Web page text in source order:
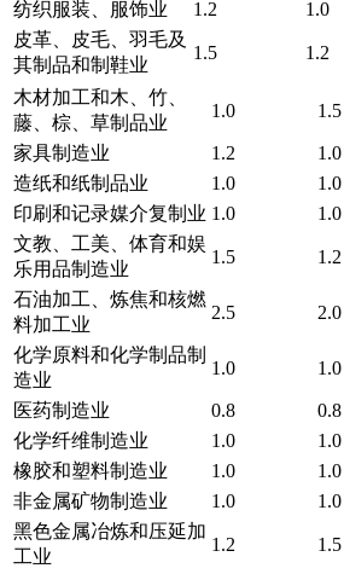
纺织服装、服饰业
1.2 1.0
皮革、皮毛、羽毛及
其制品和制鞋业
1.5 1.2
木材加工和木、竹、
藤、棕、草制品业
1.0 1.5
家具制造业 1.2 1.0
造纸和纸制品业
1.0 1.0
印刷和记录媒介复制业 1.0 1.0
文教、工美、体育和娱
乐用品制造业
1.5 1.2
石油加工、炼焦和核燃
料加工业
2.5 2.0
化学原料和化学制品制
造业
1.0 1.0
医药制造业 0.8 0.8
化学纤维制造业
1.0 1.0
橡胶和塑料制造业
1.0 1.0
非金属矿物制造业
1.0 1.0
黑色金属冶炼和压延加
工业
1.2 1.5